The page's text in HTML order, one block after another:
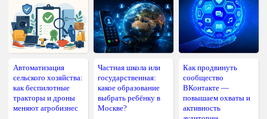
Автоматизация
сельского хозяйства:
как беспилотные
тракторы и дроны
меняют агробизнес
Частная школа или
государственная:
какое образование
выбрать ребёнку в
Москве?
Как продвинуть
сообщество
ВКонтакте —
повышаем охваты и
активность